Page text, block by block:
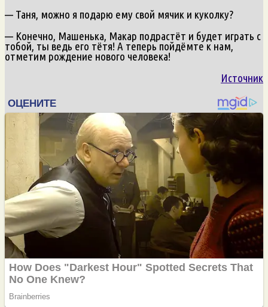
— Таня, можно я подарю ему свой мячик и куколку?
— Конечно, Машенька, Макар подрастёт и будет играть с
тобой, ты ведь его тётя! А теперь пойдёмте к нам,
отметим рождение нового человека!
Источник